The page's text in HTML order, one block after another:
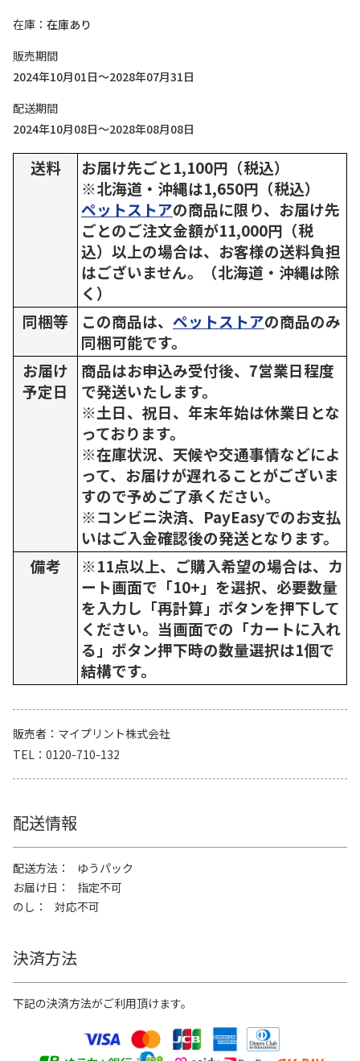
在庫
在庫あり
販売期間
2024年10月01日～2028年07月31日
配送期間
2024年10月08日～2028年08月08日
送料
お届け先ごと1,100円（税込）
※北海道・沖縄は1,650円（税込）
ペットストアの商品に限り、お届け先
ごとのご注文金額が11,000円（税
込）以上の場合は、お客様の送料負担
はございません。（北海道・沖縄は除
く）
同梱等
この商品は、 ペットストアの商品のみ
同梱可能です。
お届け
予定日
商品はお申込み受付後、7営業日程度
で発送いたします。
※土日、祝日、年末年始は休業日とな
っております。
※在庫状況、天候や交通事情などによ
って、お届けが遅れることがございま
すので予めご了承ください。
※コンビニ決済、PayEasyでのお支払
いはご入金確認後の発送となります。
備考
※11点以上、ご購入希望の場合は、カ
ート画面で「10+」を選択、必要数量
を入力し「再計算」ボタンを押下して
ください。当画面での「カートに入れ
る」ボタン押下時の数量選択は1個で
結構です。
販売者
マイプリント株式会社
TEL
0120-710-132
配送情報
配送方法
ゆうパック
お届け日
指定不可
のし
対応不可
決済方法
下記の決済方法がご利用頂けます。